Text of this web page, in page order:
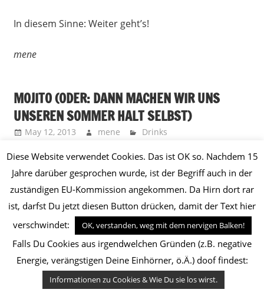
In diesem Sinne: Weiter geht’s!
mene
MOJITO (ODER: DANN MACHEN WIR UNS
UNSEREN SOMMER HALT SELBST)
May 12, 2013 mene Drinks
Diese Website verwendet Cookies. Das ist OK so. Nachdem 15
Jahre darüber gesprochen wurde, ist der Begriff auch in der
zuständigen EU-Kommission angekommen. Da Hirn dort rar
ist, darfst Du jetzt diesen Button drücken, damit der Text hier
verschwindet:
OK, verstanden, weg mit dem nervigen Balken!
Falls Du Cookies aus irgendwelchen Gründen (z.B. negative
Energie, verängstigen Deine Einhörner, ö.Ä.) doof findest:
Informationen zu Cookies & Wie Du sie los wirst.